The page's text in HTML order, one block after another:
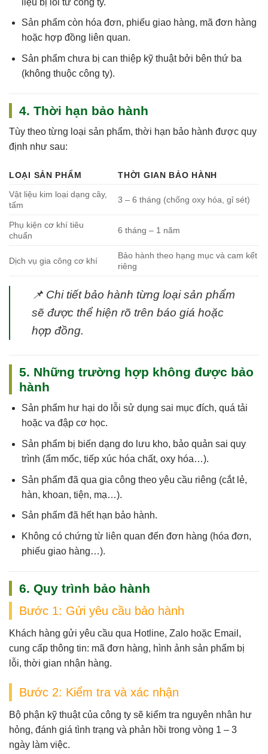
Sản phẩm còn hóa đơn, phiếu giao hàng, mã đơn hàng
hoặc hợp đồng liên quan.
Sản phẩm chưa bị can thiệp kỹ thuật bởi bên thứ ba
(không thuộc công ty).
4. Thời hạn bảo hành
Tùy theo từng loại sản phẩm, thời hạn bảo hành được quy
định như sau:
LOẠI SẢN PHẨM
THỜI GIAN BẢO HÀNH
Vật liệu kim loại dạng cây,
tấm
3 – 6 tháng (chống oxy hóa, gỉ sét)
Phụ kiện cơ khí tiêu
chuẩn
6 tháng – 1 năm
Dịch vụ gia công cơ khí
Bảo hành theo hạng mục và cam kết
riêng
📌 Chi tiết bảo hành từng loại sản phẩm
sẽ được thể hiện rõ trên báo giá hoặc
hợp đồng.
5. Những trường hợp không được bảo
hành
Sản phẩm hư hại do lỗi sử dụng sai mục đích, quá tải
hoặc va đập cơ học.
Sản phẩm bị biến dạng do lưu kho, bảo quản sai quy
trình (ẩm mốc, tiếp xúc hóa chất, oxy hóa…).
Sản phẩm đã qua gia công theo yêu cầu riêng (cắt lẻ,
hàn, khoan, tiện, mạ…).
Sản phẩm đã hết hạn bảo hành.
Không có chứng từ liên quan đến đơn hàng (hóa đơn,
phiếu giao hàng…).
6. Quy trình bảo hành
Bước 1: Gửi yêu cầu bảo hành
Khách hàng gửi yêu cầu qua Hotline, Zalo hoặc Email ,
cung cấp thông tin: mã đơn hàng, hình ảnh sản phẩm bị
lỗi, thời gian nhận hàng.
Bước 2: Kiểm tra và xác nhận
Bộ phận kỹ thuật của công ty sẽ kiểm tra nguyên nhân hư
hỏng, đánh giá tình trạng và phản hồi trong vòng 1 – 3
ngày làm việc.